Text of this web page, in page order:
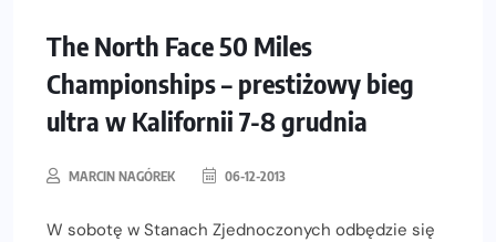
The North Face 50 Miles
Championships – prestiżowy bieg
ultra w Kalifornii 7-8 grudnia
MARCIN NAGÓREK 06-12-2013
W sobotę w Stanach Zjednoczonych odbędzie się